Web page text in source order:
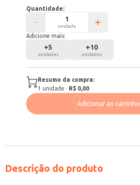
Quantidade:
unidade
Adicione mais:
+5
unidades
+10
unidades
Resumo da compra:
1 unidade · R$ 0,00
Adicionar ao carrinho
Descrição do produto